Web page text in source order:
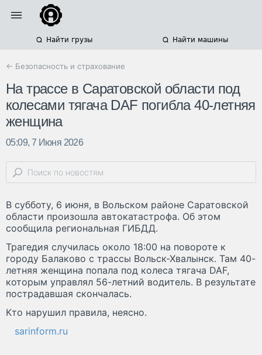
Найти грузы Найти машины
← Безопасность и страхование
На трассе в Саратовской области под
колесами тягача DAF погибла 40-летняя
женщина
05:09, 7 Июня 2026
В субботу, 6 июня, в Вольском районе Саратовской
области произошла автокатастрофа. Об этом
сообщила региональная ГИБДД.
Трагедия случилась около 18:00 на повороте к
городу Балаково с трассы Вольск-Хвалынск. Там 40-
летняя женщина попала под колеса тягача DAF,
которым управлял 56-летний водитель. В результате
пострадавшая скончалась.
Кто нарушил правила, неясно.
sarinform.ru